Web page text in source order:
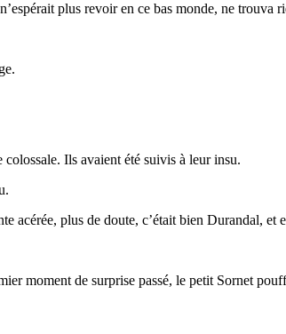
plus revoir en ce bas monde, ne trouva
Ils avaient été suivis à leur insu.
acérée, plus de doute, c’était bien Durandal, et
moment de surprise passé, le petit Sornet